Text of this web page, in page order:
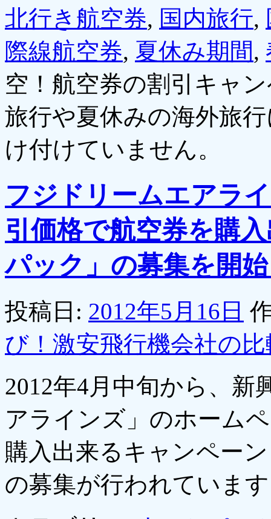
北行き航空券, 国内旅行,
際線航空券, 夏休み期間,
空！航空券の割引キャ
旅行や夏休みの海外旅
け付けていません。
フジドリームエアラ
引価格で航空券を購
パック」の募集を開
投稿日: 2012年5月16日
び！激安飛行機会社の
2012年4月中旬から、新
アラインズ」のホーム
購入出来るキャンペー
の募集が行われていま